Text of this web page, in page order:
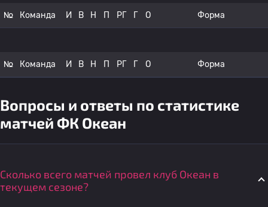
№ Команда И В Н П РГ Г О Форма
№ Команда И В Н П РГ Г О Форма
Вопросы и ответы по статистике
матчей ФК Океан
Сколько всего матчей провел клуб Океан в
текущем сезоне?